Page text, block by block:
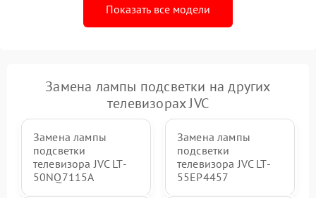
Показать все модели
Замена лампы подсветки на других
телевизорах JVC
Замена лампы
подсветки
телевизора JVC LT-
50NQ7115A
Замена лампы
подсветки
телевизора JVC LT-
55EP4457